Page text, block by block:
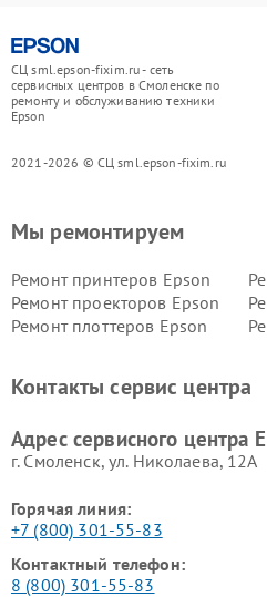
СЦ sml.epson-fixim.ru - сеть
сервисных центров в Смоленске по
ремонту и обслуживанию техники
Epson
2021-2026 © СЦ sml.epson-fixim.ru
Мы ремонтируем
Ремонт принтеров Epson
Ремонт проекторов Epson
Ремонт плоттеров Epson
Контакты сервис центра
Адрес сервисного центра
г. Смоленск, ул. Николаева, 12А
Горячая линия:
+7 (800) 301-55-83
Контактный телефон:
8 (800) 301-55-83